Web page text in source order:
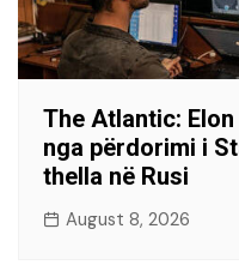
The Atlantic:
nga përdorimi i
thella në Rusi
August 8, 2026